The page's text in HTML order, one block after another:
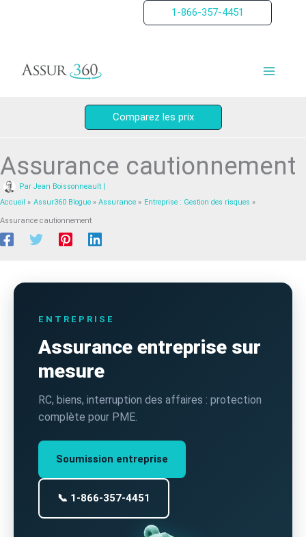
1-866-357-4451
Comparez les prix
Assurance cautionnement
Par Jean Boissonneault |
Accueil
Assur360 Blogue Assurance Entreprise : Gestion des risques
Assurance cautionnement
ENTREPRISE
Assurance entreprise sur
mesure
RC, biens, interruption des affaires : protection
complète pour PME.
Soumission entreprise
📞 1-866-357-4451